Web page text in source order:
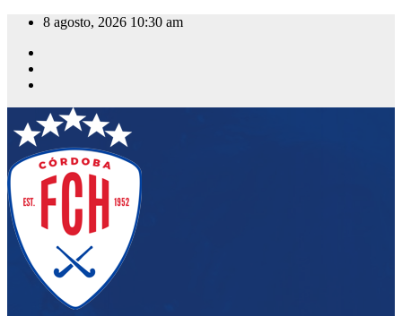
Saltar
contenido
8 agosto, 2026 10:30 am